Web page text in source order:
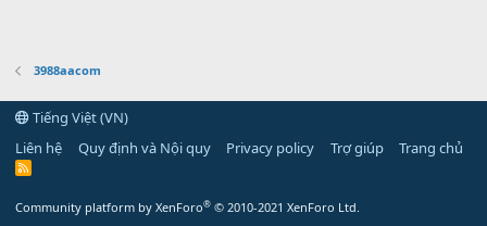
3988aacom
Tiếng Việt (VN)
Liên hệ
Quy định và Nội quy Privacy policy Trợ giúp Trang chủ
R
Community platform by XenForo® © 2010-2021 XenForo Ltd.